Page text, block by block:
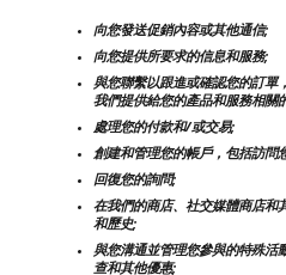
向您發送促銷內容或其他通信;
向您提供所要求的信息和服務;
與您聯繫以跟進或確認您的訂單
我們提供給您的產品和服務相關
處理您的付款和/或交易;
創建和管理您的帳戶，包括訪問
回復您的詢問;
在我們的商店、社交媒體商店和
和歷史;
與您溝通並管理您參與的特殊活
查和其他優惠;